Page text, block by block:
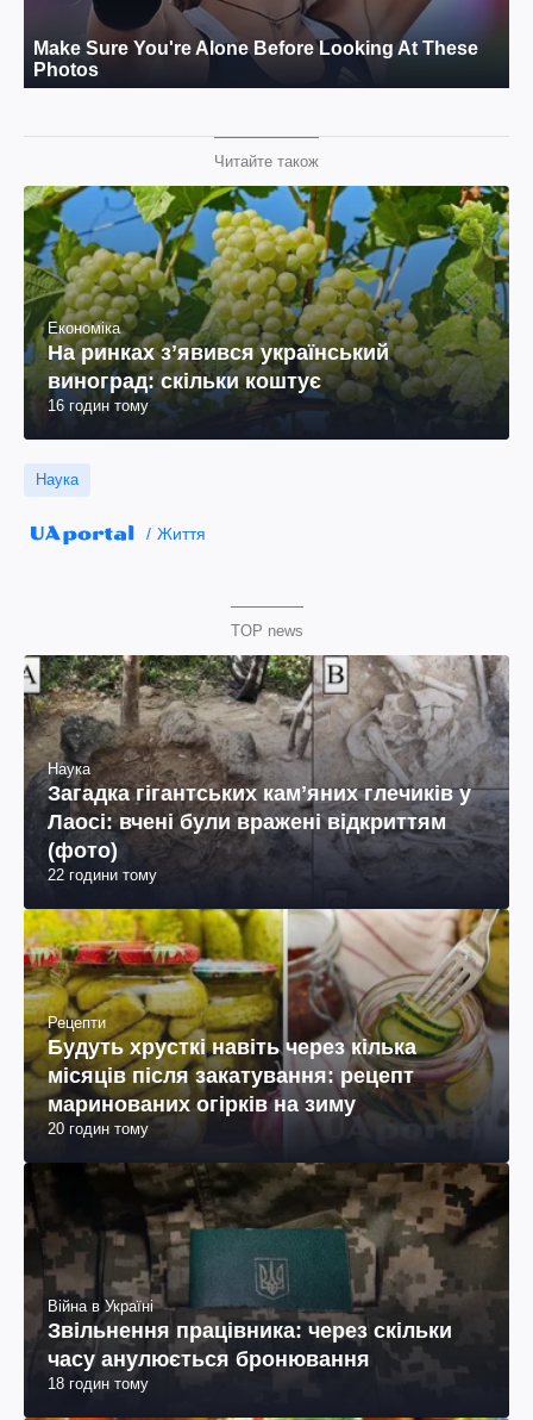
Читайте також
Економіка
На ринках зʼявився український
виноград: скільки коштує
16 годин тому
Наука
Життя
TOP news
Наука
Загадка гігантських камʼяних глечиків у
Лаосі: вчені були вражені відкриттям
(фото)
22 години тому
Рецепти
Будуть хрусткі навіть через кілька
місяців після закатування: рецепт
маринованих огірків на зиму
20 годин тому
Війна в Україні
Звільнення працівника: через скільки
часу анулюється бронювання
18 годин тому